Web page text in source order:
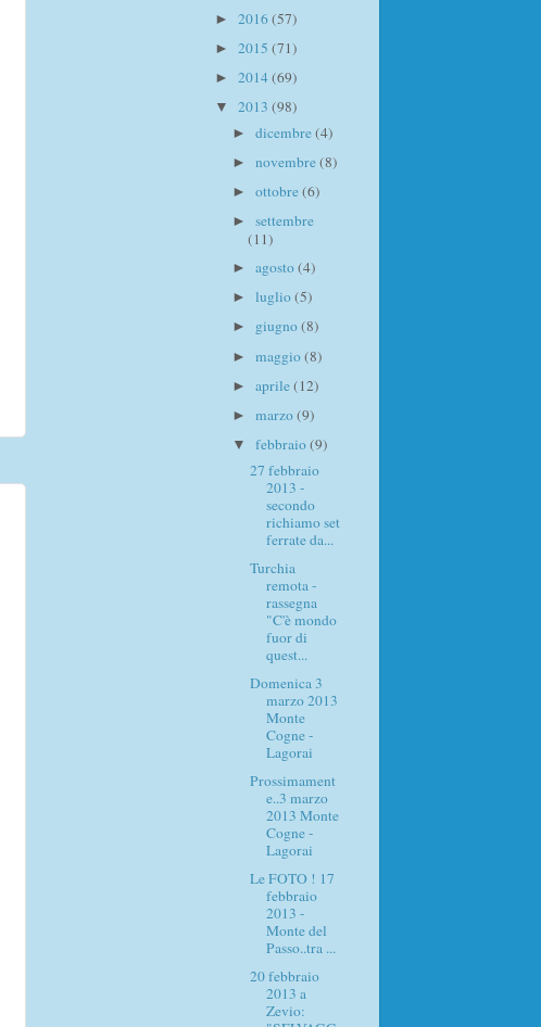
► 2016(57)
► 2015 (71)
► 2014(69)
▼ 2013 (98)
► dicembre(4)
► novembre(8)
► ottobre(6)
► settembre
(11)
► agosto(4)
► luglio(5)
► giugno(8)
► maggio(8)
► aprile(12)
► marzo(9)
▼ febbraio(9)
27 febbraio
2013 -
secondo
richiamo set
ferrate da...
Turchia
remota -
rassegna
"C'è mondo
fuor di
quest...
Domenica 3
marzo 2013
Monte
Cogne -
Lagorai
Prossimament
e..3 marzo
2013 Monte
Cogne -
Lagorai
Le FOTO ! 17
febbraio
2013 -
Monte del
Passo..tra ...
20 febbraio
2013 a
Zevio: